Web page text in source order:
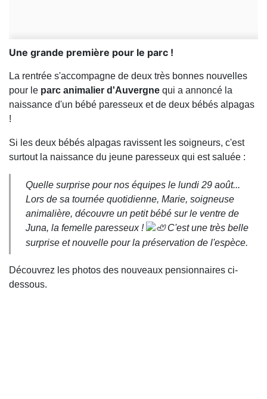
Une grande première pour le parc !
La rentrée s'accompagne de deux très bonnes nouvelles
pour le parc animalier d'Auvergne qui a annoncé la
naissance d'un bébé paresseux et de deux bébés alpagas
!
Si les deux bébés alpagas ravissent les soigneurs, c'est
surtout la naissance du jeune paresseux qui est saluée :
Quelle surprise pour nos équipes le lundi 29 août...
Lors de sa tournée quotidienne, Marie, soigneuse
animalière, découvre un petit bébé sur le ventre de
Juna, la femelle paresseux !
C'est une très belle
surprise et nouvelle pour la préservation de l'espèce.
Découvrez les photos des nouveaux pensionnaires ci-
dessous.